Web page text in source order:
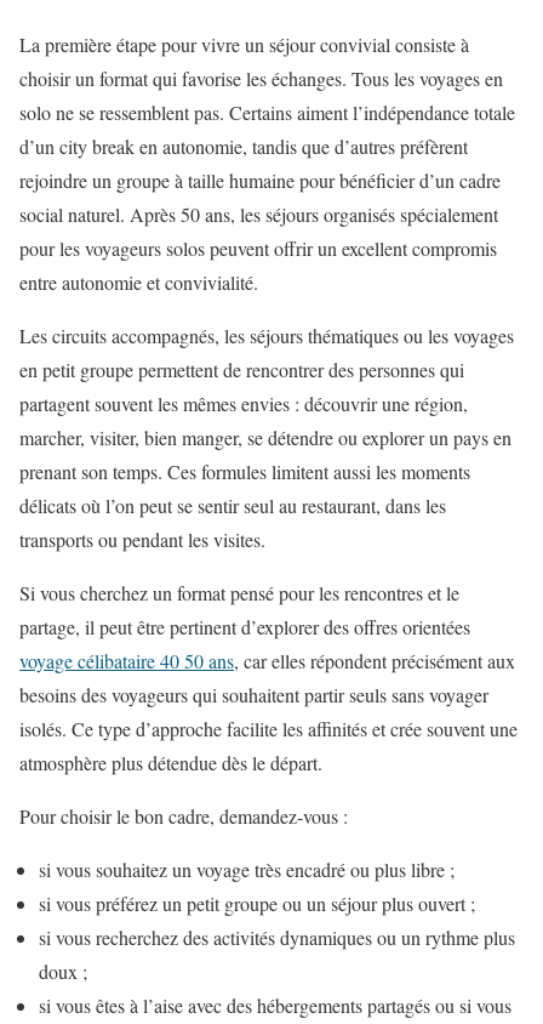
La première étape pour vivre un séjour convivial consiste à
choisir un format qui favorise les échanges. Tous les voyages en
solo ne se ressemblent pas. Certains aiment l’indépendance totale
d’un city break en autonomie, tandis que d’autres préfèrent
rejoindre un groupe à taille humaine pour bénéficier d’un cadre
social naturel. Après 50 ans, les séjours organisés spécialement
pour les voyageurs solos peuvent offrir un excellent compromis
entre autonomie et convivialité.
Les circuits accompagnés, les séjours thématiques ou les voyages
en petit groupe permettent de rencontrer des personnes qui
partagent souvent les mêmes envies : découvrir une région,
marcher, visiter, bien manger, se détendre ou explorer un pays en
prenant son temps. Ces formules limitent aussi les moments
délicats où l’on peut se sentir seul au restaurant, dans les
transports ou pendant les visites.
Si vous cherchez un format pensé pour les rencontres et le
partage, il peut être pertinent d’explorer des offres orientées
voyage célibataire 40 50 ans, car elles répondent précisément aux
besoins des voyageurs qui souhaitent partir seuls sans voyager
isolés. Ce type d’approche facilite les affinités et crée souvent une
atmosphère plus détendue dès le départ.
Pour choisir le bon cadre, demandez-vous :
si vous souhaitez un voyage très encadré ou plus libre ;
si vous préférez un petit groupe ou un séjour plus ouvert ;
si vous recherchez des activités dynamiques ou un rythme plus
doux ;
si vous êtes à l’aise avec des hébergements partagés ou si vous